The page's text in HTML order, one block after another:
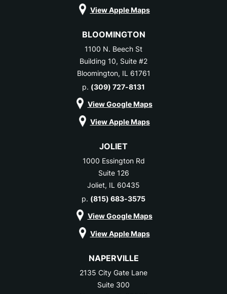
View Apple Maps
BLOOMINGTON
1100 N. Beech St
Building 10, Suite #2
Bloomington, IL 61761
p. (309) 727-8131
View Google Maps
View Apple Maps
JOLIET
1000 Essington Rd
Suite 126
Joliet, IL 60435
p. (815) 683-3575
View Google Maps
View Apple Maps
NAPERVILLE
2135 City Gate Lane
Suite 300